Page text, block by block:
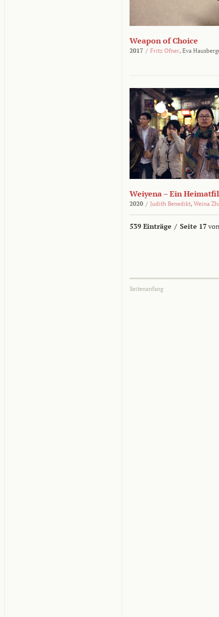
Weapon of Choice
2017 / Fritz Ofner, Eva
Weiyena – Ein
2020 / Judith Benedikt, Weina
539 Einträge / Seite 17
Seitenanfang